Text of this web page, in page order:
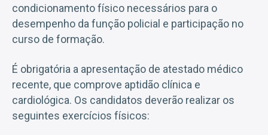
condicionamento físico necessários para o
desempenho da função policial e participação no
curso de formação.
É obrigatória a apresentação de atestado médico
recente, que comprove aptidão clínica e
cardiológica. Os candidatos deverão realizar os
seguintes exercícios físicos: